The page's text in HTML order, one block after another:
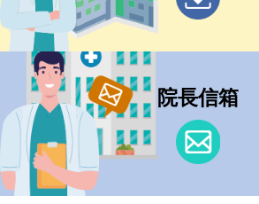
院長信箱